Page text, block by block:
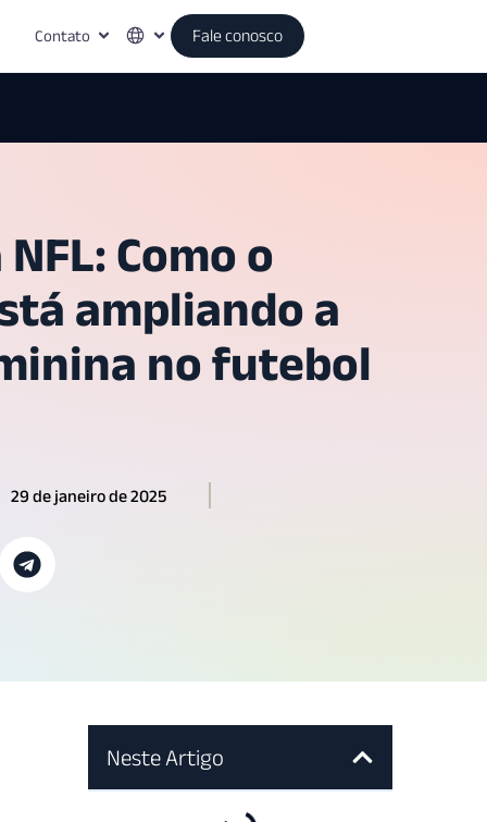
Contato Fale conosco
Como o
ampliando a
no futebol
29 de janeiro de 2025
Neste Artigo